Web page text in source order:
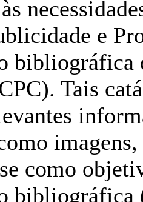
e
bibliográfica
Tais
como